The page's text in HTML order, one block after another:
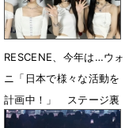
RESCENE、今年は…ウォ
ニ「日本で様々な活動を
計画中！」 ステージ裏
インタビュー